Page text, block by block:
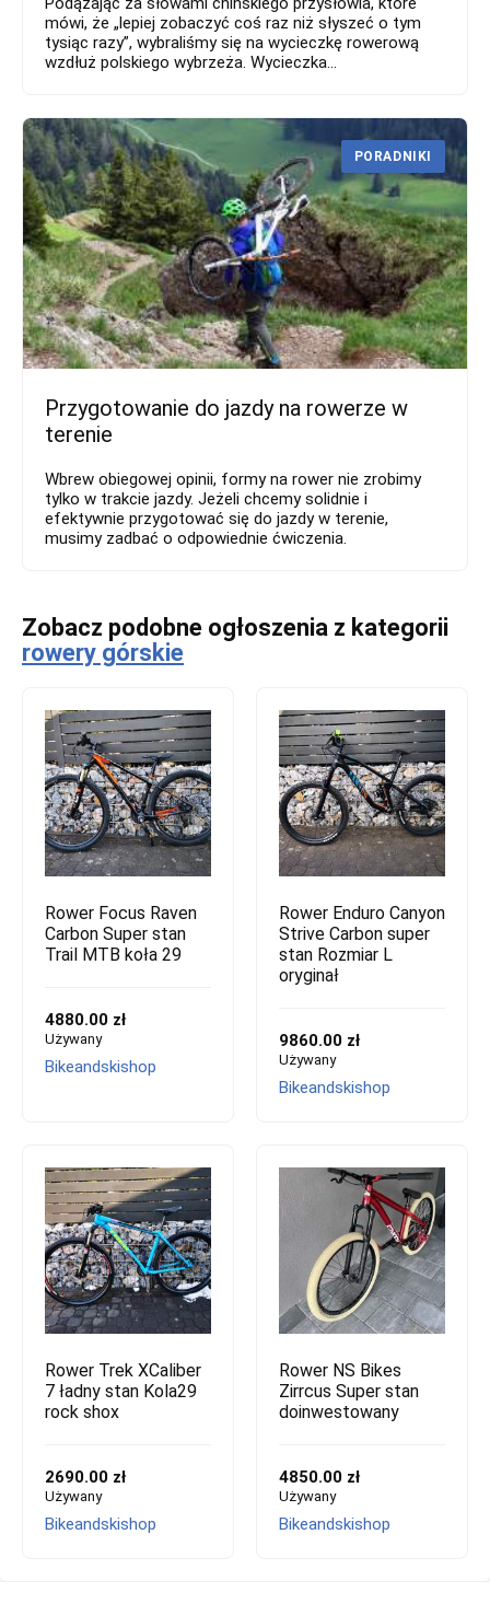
mówi, że „lepiej zobaczyć coś raz niż słyszeć o tym
tysiąc razy”, wybraliśmy się na wycieczkę rowerową
wzdłuż polskiego wybrzeża. Wycieczka...
Przygotowanie do jazdy na rowerze w
terenie
Wbrew obiegowej opinii, formy na rower nie zrobimy
tylko w trakcie jazdy. Jeżeli chcemy solidnie i
efektywnie przygotować się do jazdy w terenie,
musimy zadbać o odpowiednie ćwiczenia.
PORADNIKI
Zobacz podobne ogłoszenia z kategorii
rowery górskie
Rower Focus Raven
Carbon Super stan
Trail MTB koła 29
4880.00 zł
Używany
Bikeandskishop
Rower Enduro Canyon
Strive Carbon super
stan Rozmiar L
oryginał
9860.00 zł
Używany
Bikeandskishop
Rower Trek XCaliber
7 ładny stan Kola29
rock shox
2690.00 zł
Używany
Bikeandskishop
Rower NS Bikes
Zirrcus Super stan
doinwestowany
4850.00 zł
Używany
Bikeandskishop